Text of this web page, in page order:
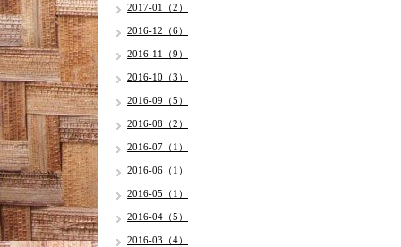
2017-01（2）
2016-12（6）
2016-11（9）
2016-10（3）
2016-09（5）
2016-08（2）
2016-07（1）
2016-06（1）
2016-05（1）
2016-04（5）
2016-03（4）